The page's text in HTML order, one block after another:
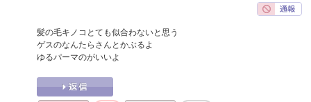
髪の毛キノコとても似合わないと思う
ゲスのなんたらさんとかぶるよ
ゆるパーマのがいいよ